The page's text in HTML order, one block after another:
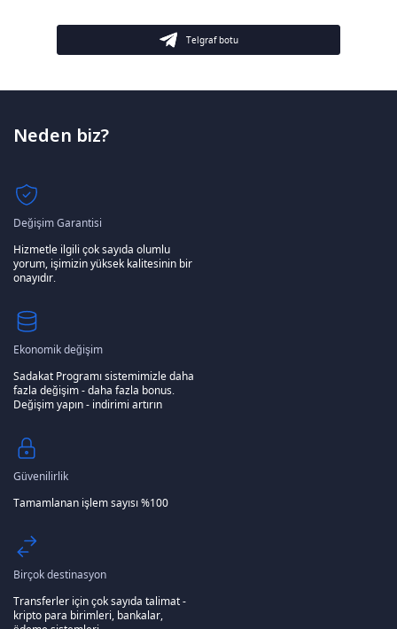
Telgraf botu
Neden biz?
Değişim Garantisi
Hizmetle ilgili çok sayıda olumlu
yorum, işimizin yüksek kalitesinin bir
onayıdır.
Ekonomik değişim
Sadakat Programı sistemimizle daha
fazla değişim - daha fazla bonus.
Değişim yapın - indirimi artırın
Güvenilirlik
Tamamlanan işlem sayısı %100
Birçok destinasyon
Transferler için çok sayıda talimat -
kripto para birimleri, bankalar,